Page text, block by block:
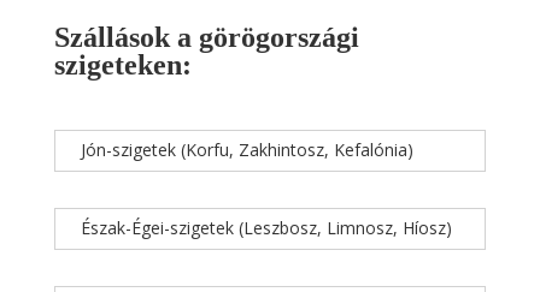
Szállások a görögországi
szigeteken:
Jón-szigetek (Korfu, Zakhintosz, Kefalónia)
Észak-Égei-szigetek (Leszbosz, Limnosz, Híosz)